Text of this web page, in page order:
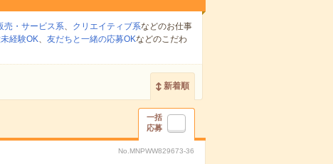
売・サービス系、 クリエイティブ系などのお仕事
経験OK、 友だちと一緒の応募OKなどのこだわ
新着順
一括
応募
No.MNPWW829673-36